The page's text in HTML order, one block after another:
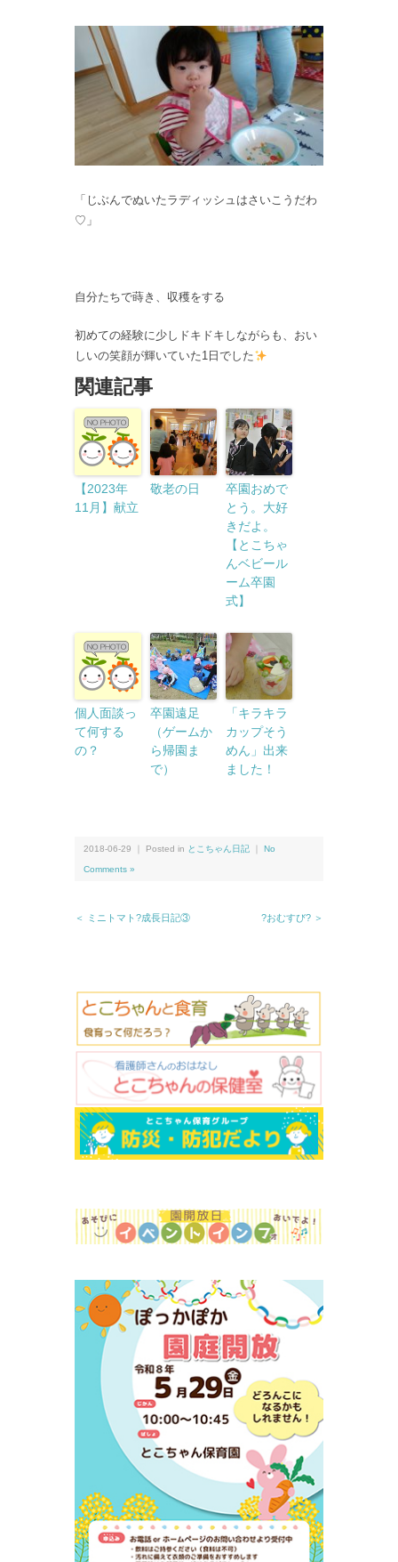
「じぶんでぬいたラディッシュはさいこうだわ
♡」
自分たちで蒔き、収穫をする
初めての経験に少しドキドキしながらも、おい
しいの笑顔が輝いていた1日でした
関連記事
【2023年
11月】献立
敬老の日
卒園おめで
とう。大好
きだよ。
【とこちゃ
んベビール
ーム卒園
式】
個人面談っ
て何する
の？
卒園遠足
（ゲームか
ら帰園ま
で）
「キラキラ
カップそう
めん」出来
ました！
2018-06-29 ｜ Posted in とこちゃん日記 No
Comments »
＜ ミニトマト?成長日記③ ?おむすび? ＞